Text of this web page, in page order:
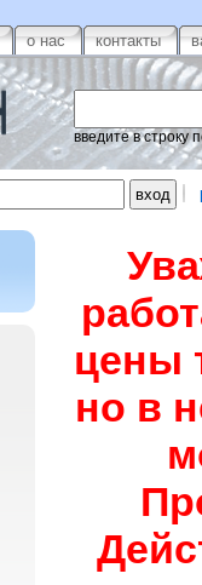
о нас контакты
введите в строку
цены
но в